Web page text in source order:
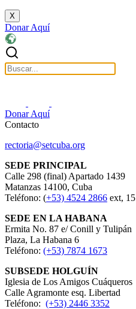
X
Donar Aquí
Donar Aquí
Contacto
rectoria@setcuba.org
SEDE PRINCIPAL
Calle 298 (final) Apartado 1439
Matanzas 14100, Cuba
Teléfono: (+53) 4524 2866 ext, 15
SEDE EN LA HABANA
Ermita No. 87 e/ Conill y Tulipán
Plaza, La Habana 6
Teléfono: (+53) 7874 1673
SUBSEDE HOLGUÍN
Iglesia de Los Amigos Cuáqueros
Calle Agramonte esq. Libertad
Teléfono: (+53) 2446 3352